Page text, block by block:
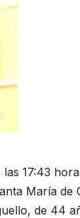
17:43
María
de 44